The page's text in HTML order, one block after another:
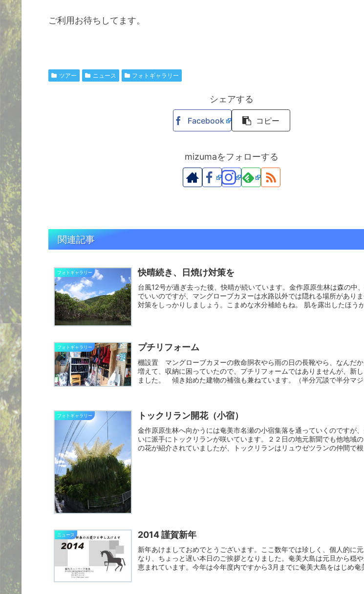
ご利用お待ちしてます。
ツアー ニュース フォトギャラリー
シェアする
Facebook コピー
mizumaをフォローする
関連記事
フォトギャラリー 快晴続き、日焼け対策を
台風12号が過ぎ去った後、快晴が続いています。金作原原生林は森の中
でいいのですが、マングローブカヌーは水路以外では隠れる場所があり
対策をしっかりしましょう。こまめな水分補給もね。 肌を露出したほう
フォトギャラリー プチリフォーム
棚設置 マングローブカヌーの救命胴衣やら雨の日の長靴やら、なんだ
増えて、収納に困っていたので、プチリフォームではありませんが、新
ました。 傾き始めた建物の補強も兼ねています。（半分冗談で半分マジ
フォトギャラリー トックリラン開花（小宿）
金作原原生林へ向かうには奄美市名瀬の小宿集落を通っていくのですが
いに派手にトックリランが咲いています。２２日の地元新聞でも他地域
の花が紹介されていましたが、トックリランはリュウゼツランの仲間で
ニュース 2014 謹賀新年
新年あけましておめでとうございます。ここ数年では珍しく、個人的に
なり、ちょっと遅い本日のご挨拶となりました。奄美大島は元旦から穏
恵まれています。今年は今年度内ですから3月までに奄美大島をはじめ奄